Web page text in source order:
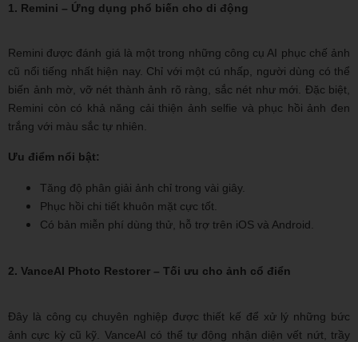
1. Remini – Ứng dụng phổ biến cho di động
Remini được đánh giá là một trong những công cụ AI phục chế ảnh
cũ nổi tiếng nhất hiện nay. Chỉ với một cú nhấp, người dùng có thể
biến ảnh mờ, vỡ nét thành ảnh rõ ràng, sắc nét như mới. Đặc biệt,
Remini còn có khả năng cải thiện ảnh selfie và phục hồi ảnh đen
trắng với màu sắc tự nhiên.
Ưu điểm nổi bật:
Tăng độ phân giải ảnh chỉ trong vài giây.
Phục hồi chi tiết khuôn mặt cực tốt.
Có bản miễn phí dùng thử, hỗ trợ trên iOS và Android.
2. VanceAI Photo Restorer – Tối ưu cho ảnh cổ điển
Đây là công cụ chuyên nghiệp được thiết kế để xử lý những bức
ảnh cực kỳ cũ kỹ. VanceAI có thể tự động nhận diện vết nứt, trầy